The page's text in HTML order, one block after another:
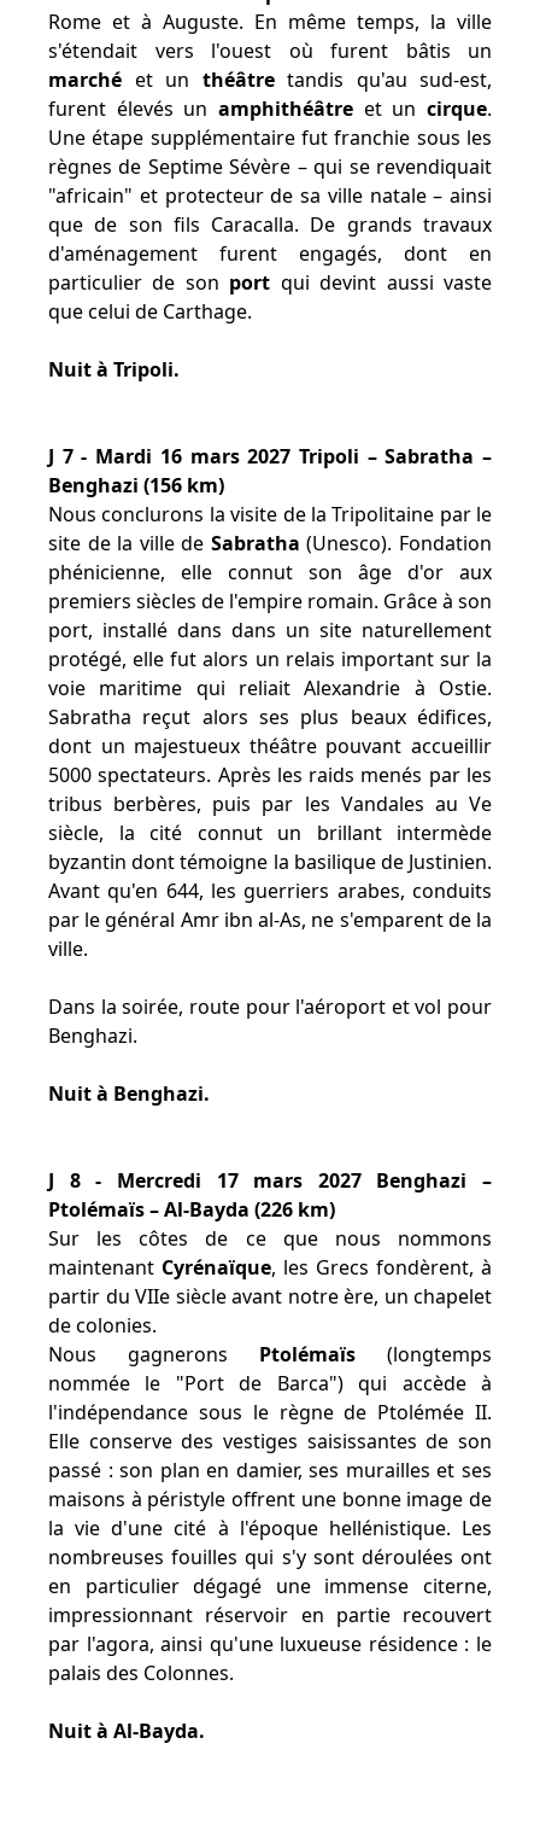
Rome et à Auguste. En même temps, la ville
s'étendait vers l'ouest où furent bâtis un
marché et un théâtretandis qu'au sud-est,
furent élevés un amphithéâtre et un cirque.
Une étape supplémentaire fut franchie sous les
règnes de Septime Sévère – qui se revendiquait
"africain" et protecteur de sa ville natale – ainsi
que de son fils Caracalla. De grands travaux
d'aménagement furent engagés, dont en
particulier de son port qui devint aussi vaste
que celui de Carthage.
Nuit à Tripoli.
J 7 - Mardi 16 mars 2027 Tripoli – Sabratha –
Benghazi (156 km)
Nous conclurons la visite de la Tripolitaine par le
site de la ville de Sabratha (Unesco). Fondation
phénicienne, elle connut son âge d'or aux
premiers siècles de l'empire romain. Grâce à son
port, installé dans dans un site naturellement
protégé, elle fut alors un relais important sur la
voie maritime qui reliait Alexandrie à Ostie.
Sabratha reçut alors ses plus beaux édifices,
dont un majestueux théâtre pouvant accueillir
5000 spectateurs. Après les raids menés par les
tribus berbères, puis par les Vandales au Ve
siècle, la cité connut un brillant intermède
byzantin dont témoigne la basilique de Justinien.
Avant qu'en 644, les guerriers arabes, conduits
par le général Amr ibn al-As, ne s'emparent de la
ville.
Dans la soirée, route pour l'aéroport et vol pour
Benghazi.
Nuit à Benghazi.
J 8 - Mercredi 17 mars 2027 Benghazi –
Ptolémaïs – Al-Bayda (226 km)
Sur les côtes de ce que nous nommons
maintenant Cyrénaïque, les Grecs fondèrent, à
partir du VIIe siècle avant notre ère, un chapelet
de colonies.
Nous gagnerons Ptolémaïs (longtemps
nommée le "Port de Barca") qui accède à
l'indépendance sous le règne de Ptolémée II.
Elle conserve des vestiges saisissantes de son
passé : son plan en damier, ses murailles et ses
maisons à péristyle offrent une bonne image de
la vie d'une cité à l'époque hellénistique. Les
nombreuses fouilles qui s'y sont déroulées ont
en particulier dégagé une immense citerne,
impressionnant réservoir en partie recouvert
par l'agora, ainsi qu'une luxueuse résidence : le
palais des Colonnes.
Nuit à Al-Bayda.